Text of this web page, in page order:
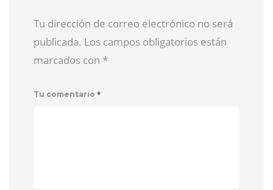
Tu dirección de correo electrónico no será
publicada. Los campos obligatorios están
marcados con *
Tu comentario *